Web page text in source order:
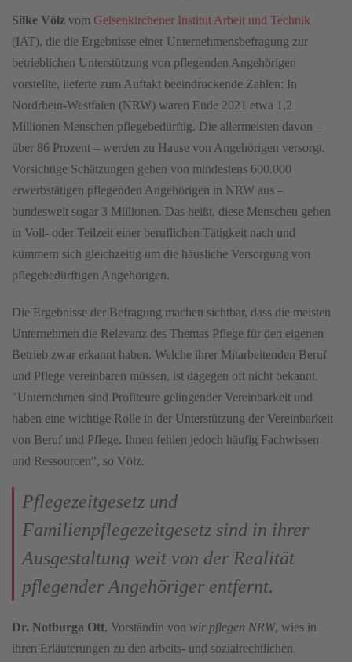
Silke Völz vom Gelsenkirchener Institut Arbeit und Technik
(IAT), die die Ergebnisse einer Unternehmensbefragung zur
betrieblichen Unterstützung von pflegenden Angehörigen
vorstellte, lieferte zum Auftakt beeindruckende Zahlen: In
Nordrhein-Westfalen (NRW) waren Ende 2021 etwa 1,2
Millionen Menschen pflegebedürftig. Die allermeisten davon –
über 86 Prozent – werden zu Hause von Angehörigen versorgt.
Vorsichtige Schätzungen gehen von mindestens 600.000
erwerbstätigen pflegenden Angehörigen in NRW aus –
bundesweit sogar 3 Millionen. Das heißt, diese Menschen gehen
in Voll- oder Teilzeit einer beruflichen Tätigkeit nach und
kümmern sich gleichzeitig um die häusliche Versorgung von
pflegebedürftigen Angehörigen.
Die Ergebnisse der Befragung machen sichtbar, dass die meisten
Unternehmen die Relevanz des Themas Pflege für den eigenen
Betrieb zwar erkannt haben. Welche ihrer Mitarbeitenden Beruf
und Pflege vereinbaren müssen, ist dagegen oft nicht bekannt.
"Unternehmen sind Profiteure gelingender Vereinbarkeit und
haben eine wichtige Rolle in der Unterstützung der Vereinbarkeit
von Beruf und Pflege. Ihnen fehlen jedoch häufig Fachwissen
und Ressourcen", so Völz.
Pflegezeitgesetz und
Familienpflegezeitgesetz sind in ihrer
Ausgestaltung weit von der Realität
pflegender Angehöriger entfernt.
Dr. Notburga Ott, Vorständin von wir pflegen NRW, wies in
ihren Erläuterungen zu den arbeits- und sozialrechtlichen